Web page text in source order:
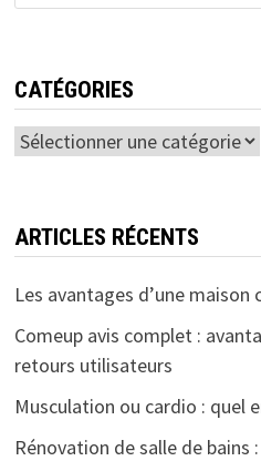
CATÉGORIES
Catégories
ARTICLES RÉCENTS
Les avantages d’une maison
Comeup avis complet :
retours utilisateurs
Musculation ou cardio : quel
Rénovation de salle de bains